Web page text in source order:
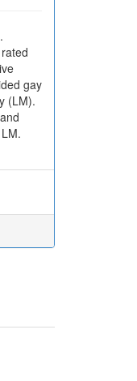
gay
(LM).